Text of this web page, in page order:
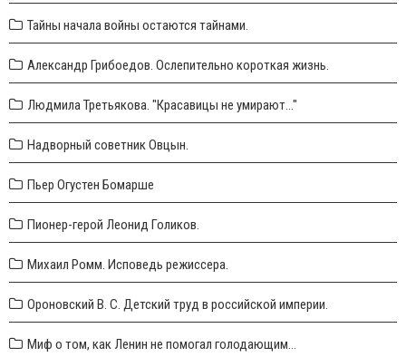
Тайны начала войны остаются тайнами.
Александр Грибоедов. Ослепительно короткая жизнь.
Людмила Третьякова. "Красавицы не умирают..."
Надворный советник Овцын.
Пьер Огустен Бомарше
Пионер-герой Леонид Голиков.
Михаил Ромм. Исповедь режиссера.
Ороновский В. С. Детский труд в российской империи.
Миф о том, как Ленин не помогал голодающим...